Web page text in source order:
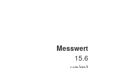
Messwert
15.6